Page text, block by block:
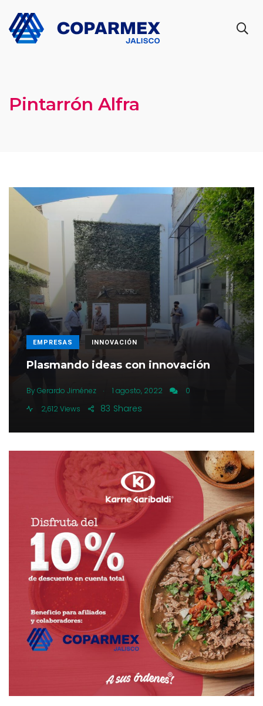
Pintarrón Alfra
EMPRESAS INNOVACIÓN
Plasmando ideas con innovación
ByGerardo Jiménez . 1 agosto, 2022
0
2,612 Views
Shares
83